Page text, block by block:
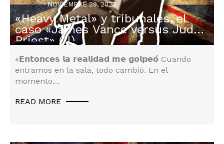
«Heavy Metal» y tribunales, el
caso «James Vance versus Judas
Priest» (II)
NOVIEMBRE 29, 2022
Derecho Inglés,No Category
«𝗘𝗻𝘁𝗼𝗻𝗰𝗲𝘀 𝗹𝗮 𝗿𝗲𝗮𝗹𝗶𝗱𝗮𝗱 𝗺𝗲 𝗴𝗼𝗹𝗽𝗲𝗼́ Cuando
entramos en la sala, todo cambió. En el
momento…
READ MORE